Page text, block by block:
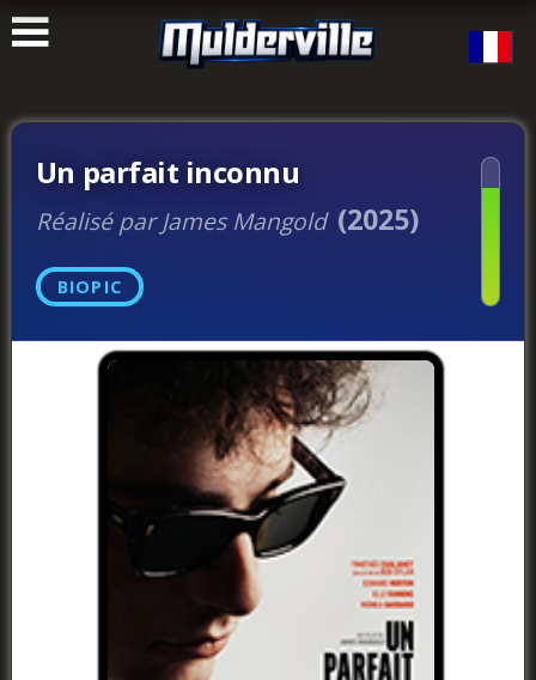
ࠑ
Un parfait inconnu
Réalisé par James Mangold (2025)
BIOPIC